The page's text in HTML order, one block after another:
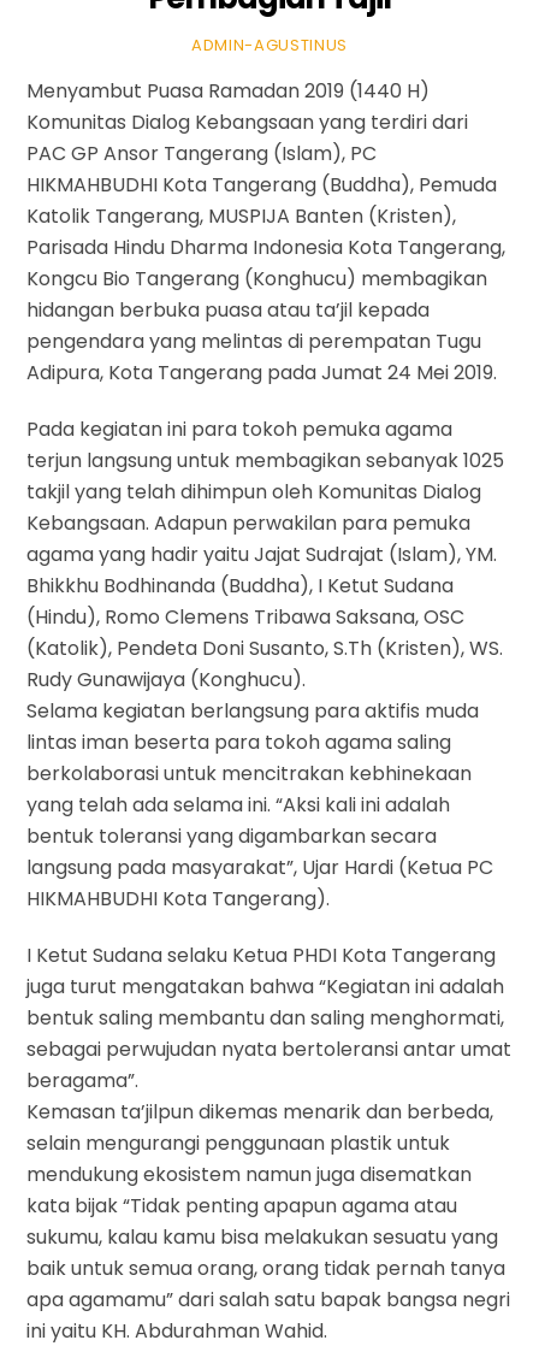
ADMIN-AGUSTINUS
Menyambut Puasa Ramadan 2019 (1440 H)
Komunitas Dialog Kebangsaan yang terdiri dari
PAC GP Ansor Tangerang (Islam), PC
HIKMAHBUDHI Kota Tangerang (Buddha), Pemuda
Katolik Tangerang, MUSPIJA Banten (Kristen),
Parisada Hindu Dharma Indonesia Kota Tangerang,
Kongcu Bio Tangerang (Konghucu) membagikan
hidangan berbuka puasa atau ta’jil kepada
pengendara yang melintas di perempatan Tugu
Adipura, Kota Tangerang pada Jumat 24 Mei 2019.
Pada kegiatan ini para tokoh pemuka agama
terjun langsung untuk membagikan sebanyak 1025
takjil yang telah dihimpun oleh Komunitas Dialog
Kebangsaan. Adapun perwakilan para pemuka
agama yang hadir yaitu Jajat Sudrajat (Islam), YM.
Bhikkhu Bodhinanda (Buddha), I Ketut Sudana
(Hindu), Romo Clemens Tribawa Saksana, OSC
(Katolik), Pendeta Doni Susanto, S.Th (Kristen), WS.
Rudy Gunawijaya (Konghucu).
Selama kegiatan berlangsung para aktifis muda
lintas iman beserta para tokoh agama saling
berkolaborasi untuk mencitrakan kebhinekaan
yang telah ada selama ini. “Aksi kali ini adalah
bentuk toleransi yang digambarkan secara
langsung pada masyarakat”, Ujar Hardi (Ketua PC
HIKMAHBUDHI Kota Tangerang).
I Ketut Sudana selaku Ketua PHDI Kota Tangerang
juga turut mengatakan bahwa “Kegiatan ini adalah
bentuk saling membantu dan saling menghormati,
sebagai perwujudan nyata bertoleransi antar umat
beragama”.
Kemasan ta’jilpun dikemas menarik dan berbeda,
selain mengurangi penggunaan plastik untuk
mendukung ekosistem namun juga disematkan
kata bijak “Tidak penting apapun agama atau
sukumu, kalau kamu bisa melakukan sesuatu yang
baik untuk semua orang, orang tidak pernah tanya
apa agamamu” dari salah satu bapak bangsa negri
ini yaitu KH. Abdurahman Wahid.